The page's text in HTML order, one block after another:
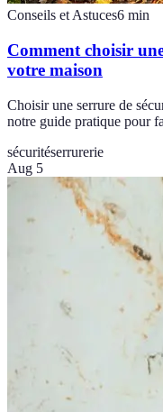
Conseils et Astuces6 min
Comment choisir
votre maison
Choisir une serrure de
notre guide pratique pour
sécuritéserrurerie
Aug 5